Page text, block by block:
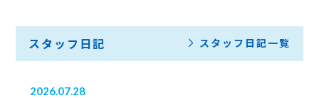
スタッフ日記 スタッフ日記一覧
2026.07.28